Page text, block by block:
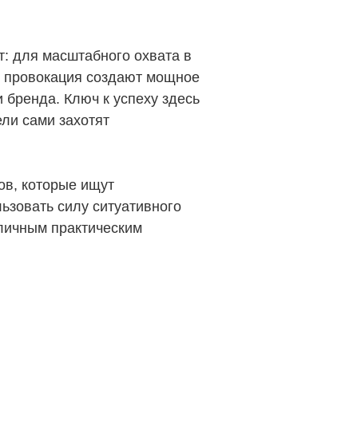
для масштабного охвата в
провокация создают мощное
бренда. Ключ к успеху здесь
сами захотят
которые ищут
силу ситуативного
практическим